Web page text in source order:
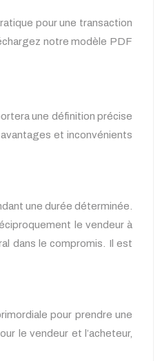
pour une transaction
notre modèle PDF
une définition précise
et inconvénients
une durée déterminée.
le vendeur à
dans le compromis. Il est
pour prendre une
le vendeur et l’acheteur,